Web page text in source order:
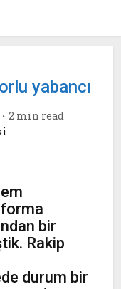
yabancı
2 min read
forma
bir
Rakip
durum bir